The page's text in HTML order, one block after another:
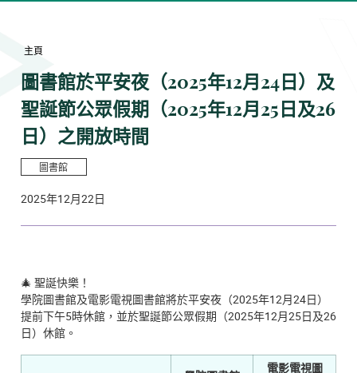
主頁
圖書館於平安夜（2025年12月24日）及
聖誕節公眾假期（2025年12月25日及26
日）之開放時間
圖書館
2025年12月22日
🎄 聖誕快樂！
學院圖書館及電影電視圖書館將於平安夜（2025年12月24日）
提前下午5時休館，並於聖誕節公眾假期（2025年12月25日及26
日）休館。
電影電視圖